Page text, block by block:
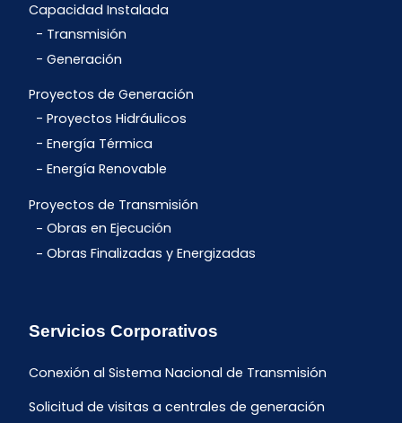
Capacidad Instalada
Transmisión
Generación
Proyectos de Generación
Proyectos Hidráulicos
Energía Térmica
Energía Renovable
Proyectos de Transmisión
Obras en Ejecución
Obras Finalizadas y Energizadas
Servicios Corporativos
Conexión al Sistema Nacional de Transmisión
Solicitud de visitas a centrales de generación